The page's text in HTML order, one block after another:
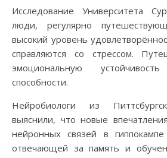
Исследование Университета
люди, регулярно
высокий уровень
справляются со стрессом.
эмоциональную
способности.
Нейробиологи из
выяснили, что новые
нейронных связей в
отвечающей за память и